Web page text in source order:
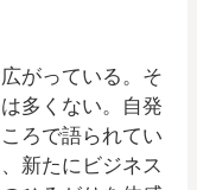
がっている。そ
多くない。自発
ろで語られてい
新たにビジネス